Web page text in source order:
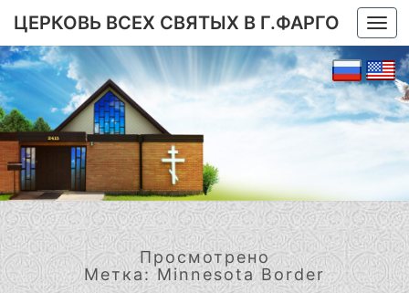
ЦЕРКОВЬ ВСЕХ СВЯТЫХ В Г.ФАРГО
Просмотрено
Метка:Minnesota Border